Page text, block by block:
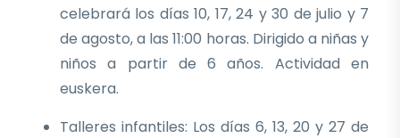
celebrará los días 10, 17, 24 y 30 de julio y 7
de agosto, a las 11:00 horas. Dirigido a niñas y
niños a partir de 6 años. Actividad en
euskera.
Talleres infantiles: Los días 6, 13, 20 y 27 de